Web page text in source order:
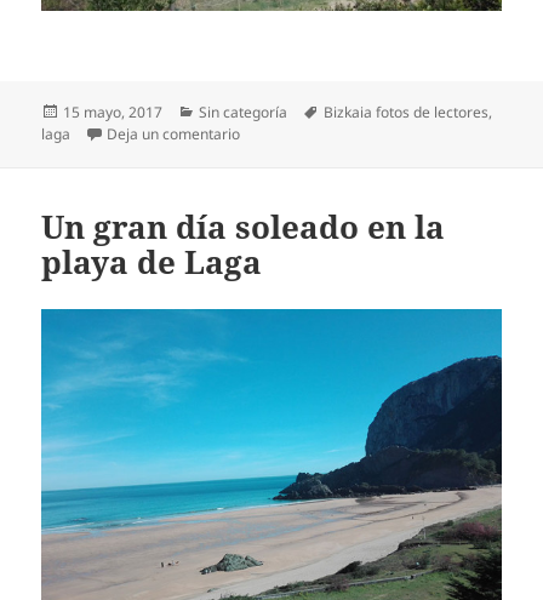
Publicado
el
15 mayo, 2017 Categorías
Sin categoría Etiquetas
Bizkaia fotos de lectores,
laga
Deja un comentarioen Bonito día de playa en Laga
Un gran día soleado en la
playa de Laga